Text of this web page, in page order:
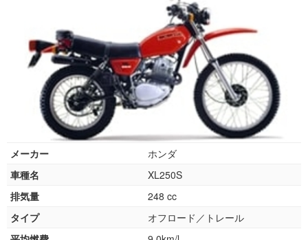
メーカー
ホンダ
車種名
XL250S
排気量
248 cc
タイプ
オフロード／トレール